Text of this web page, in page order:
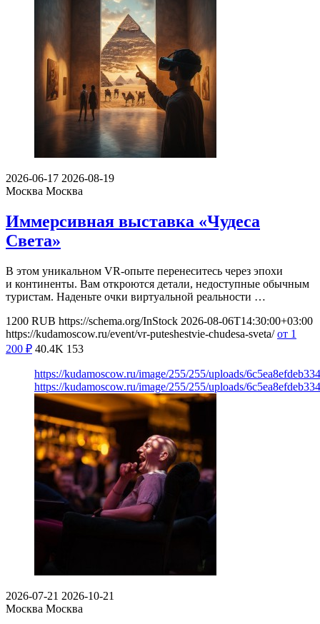
2026-06-17 2026-08-19
Москва Москва
Иммерсивная выставка «Чудеса
Света»
В этом уникальном VR-опыте перенеситесь через эпохи
и континенты. Вам откроются детали, недоступные обычным
туристам. Наденьте очки виртуальной реальности …
1200 RUB https://schema.org/InStock 2026-08-06T14:30:00+03:00
https://kudamoscow.ru/event/vr-puteshestvie-chudesa-sveta/ от 1
200 ₽ 40.4K 153
https://kudamoscow.ru/image/255/255/uploads/
https://kudamoscow.ru/image/255/255/uploads/
2026-07-21 2026-10-21
Москва Москва